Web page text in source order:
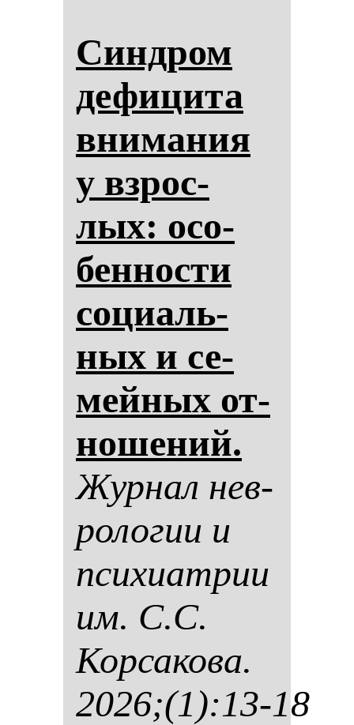
Син­дром
де­фи­ци­та
вни­ма­ния
у взрос­
лых: осо­
бен­нос­ти
со­ци­аль­
ных и се­
мей­ных от­
но­ше­ний.
Жур­нал нев­
ро­ло­гии и
пси­хи­ат­рии
им. С.С.
Кор­са­ко­ва.
2026;(1):13-18